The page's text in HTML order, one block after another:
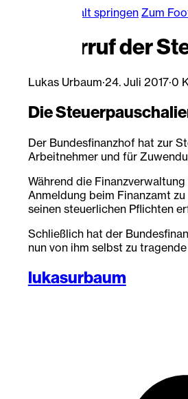
Zum Hauptinhalt springen Zum
Widerruf der
Lukas Urbaum·24. Juli 2017·0
Die
Der Bundesfinanzhof hat zur
Arbeitnehmer und für
Während die
Anmeldung beim Finanzamt
seinen steuerlichen Pflichten
Schließlich hat der
nun von ihm selbst zu
lukasurbaum